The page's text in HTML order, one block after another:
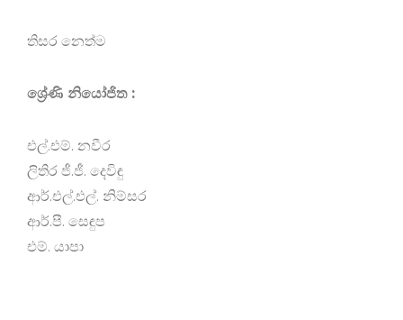
තිසර නෙත්ම
ශ්‍රේණි නියෝජිත :
එල්.එම්. නවීර
ලිතිර ජී.ජී. දෙවිඳු
ආර්.එල්.එල්. නිම්සර
ආර්.පී. සෙඳුප
එම්‍. යාපා